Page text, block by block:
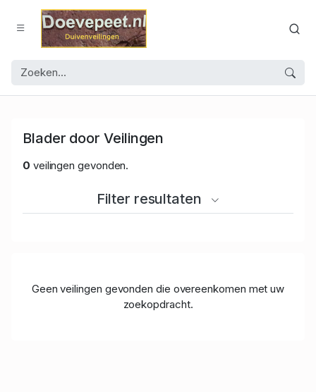
Blader door Veilingen
0 veilingen gevonden.
Filter resultaten
Geen veilingen gevonden die overeenkomen met uw
zoekopdracht.